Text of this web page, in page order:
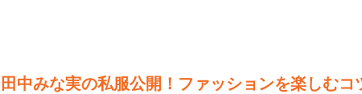
田中みな実の私服公開！ファッションを楽しむコ